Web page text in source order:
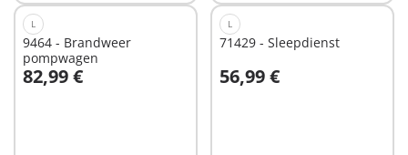
L
9464 - Brandweer
pompwagen
82,99 €
L
71429 - Sleepdienst
56,99 €